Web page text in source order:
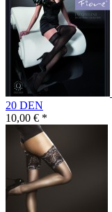
20 DEN
10,00 € *